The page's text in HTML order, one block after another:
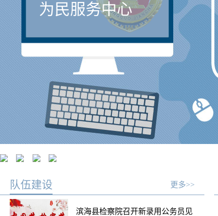
为民服务中心
队伍建设 更多>>
滨海县检察院召开新录用公务员见